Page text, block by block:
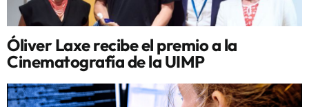
Óliver Laxe recibe el premio a la
Cinematografía de la UIMP